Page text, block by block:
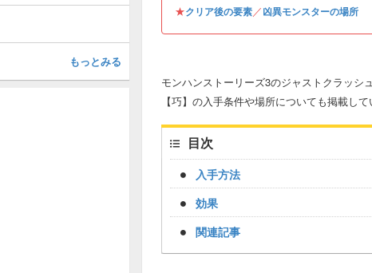
★クリア後の要素／凶異モンスターの場所
モンハンストーリーズ3のジャストクラッシ
【巧】の入手条件や場所についても掲載して
目次
入手方法
効果
関連記事
もっとみる